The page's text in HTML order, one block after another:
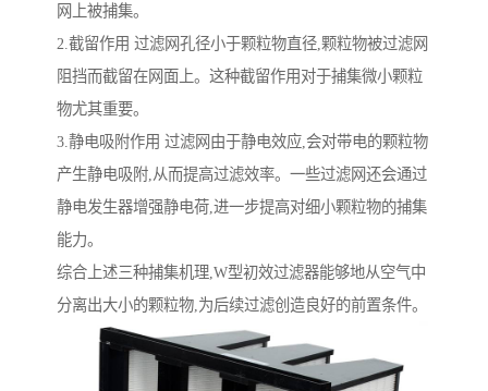
网上被捕集。
2.截留作用 过滤网孔径小于颗粒物直径,颗粒物被过滤网
阻挡而截留在网面上。这种截留作用对于捕集微小颗粒
物尤其重要。
3.静电吸附作用 过滤网由于静电效应,会对带电的颗粒物
产生静电吸附,从而提高过滤效率。一些过滤网还会通过
静电发生器增强静电荷,进一步提高对细小颗粒物的捕集
能力。
综合上述三种捕集机理,W型初效过滤器能够地从空气中
分离出大小的颗粒物,为后续过滤创造良好的前置条件。